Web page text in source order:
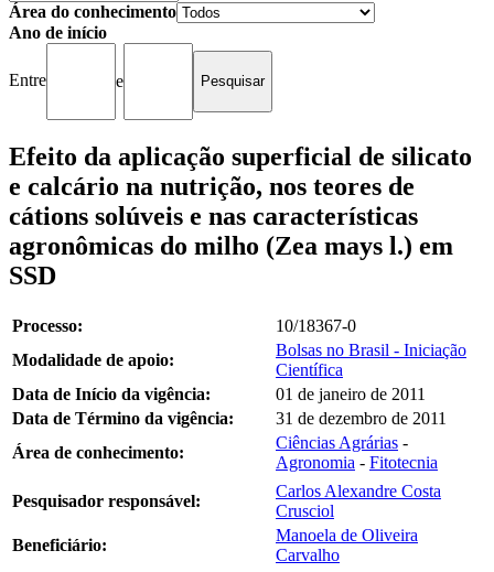
Área do conhecimento
Ano de início
Entre e
Efeito da aplicação superficial de silicato
e calcário na nutrição, nos teores de
cátions solúveis e nas características
agronômicas do milho (Zea mays l.) em
SSD
Processo:
10/18367-0
Modalidade de apoio:
Bolsas no Brasil - Iniciação
Científica
Data de Início da vigência:
01 de janeiro de 2011
Data de Término da vigência:
31 de dezembro de 2011
Área de conhecimento:
Ciências Agrárias -
Agronomia - Fitotecnia
Pesquisador responsável:
Carlos Alexandre Costa
Crusciol
Beneficiário:
Manoela de Oliveira
Carvalho